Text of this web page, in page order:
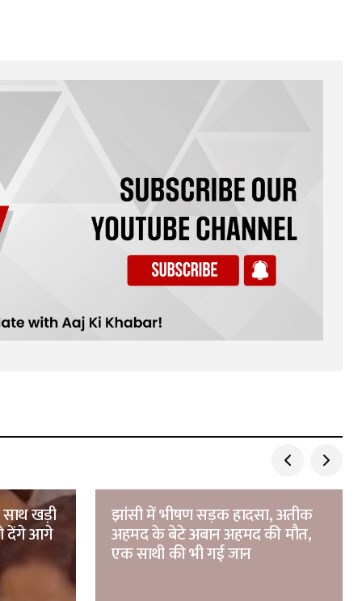
खड़ी
देंगे आगे
झांसी में भीषण सड़क हादसा, अतीक
अहमद के बेटे अबान अहमद की मौत,
एक साथी की भी गई जान